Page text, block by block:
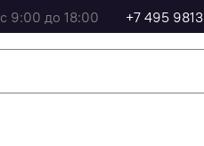
с 9:00 до 18:00 +7 495